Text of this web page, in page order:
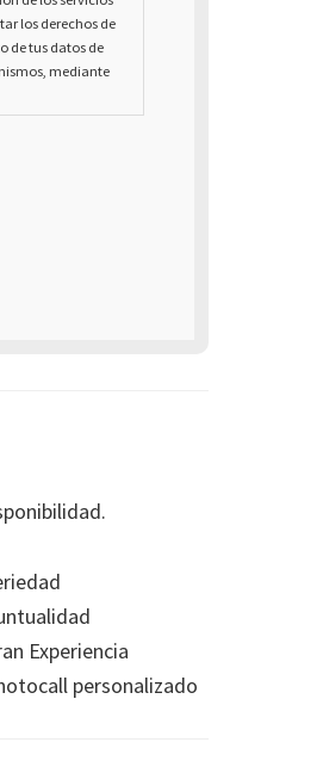
los derechos de
de tus datos de
mediante
Experiencia
personalizado